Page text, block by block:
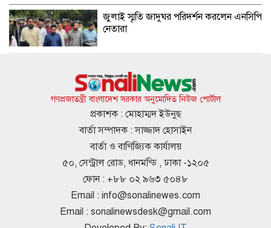
জুলাই স্মৃতি জাদুঘর পরিদর্শন করলেন এনসিপি
নেতারা
অস্ট্রেলিয়ার তৃতীয় সারির দলের কাছে ইনিংস
ব্যবধানে হারল বাংলাদেশ
দীর্ঘ সংগীতজীবনে এমন অভিজ্ঞতার মুখোমুখি
কখনো হইনি : হাসান
দাম কমার পর দেশের বাজারে আজ স্বর্ণের
ভরি কত?
গণপ্রজাতন্ত্রী বাংলাদেশ সরকার অনুমোদিত নিউজ পোর্টাল
প্রকাশক : মোহাম্মদ ইউনুছ
বার্তা সম্পাদক : সাজ্জাদ হোসাইন
বার্তা ও বাণিজ্যিক কার্যালয়
৫০, সেন্ট্রাল রোড, ধানমন্ডি , ঢাকা -১২০৫
ফোন : +৮৮ ০২ ৯৬৩ ৫০৪৮
Email : info@sonalinewes.com
Email : sonalinewsdesk@gmail.com